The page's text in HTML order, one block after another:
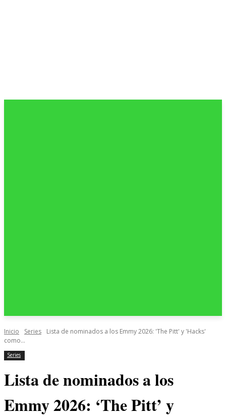
Inicio Series
Lista de nominados a los Emmy 2026: 'The Pitt' y 'Hacks'
como...
Series
Lista de nominados a los
Emmy 2026: ‘The Pitt’ y